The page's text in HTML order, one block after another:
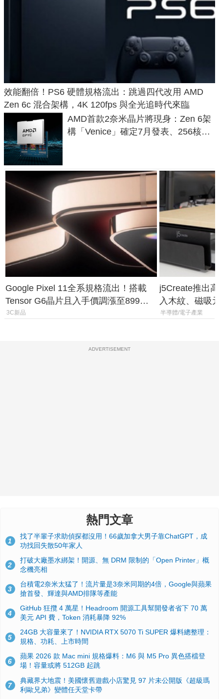
效能翻倍！PS6 硬體規格流出：跳過四代改用 AMD
Zen 6c 混合架構，4K 120fps 與全光追時代來臨
AMD首款2奈米晶片將現身：Zen 6架
構「Venice」確定7月發表、256核心
Google Pixel 11全系規格流出！搭載
Tensor G6晶片且入手價調漲至899美
元
3C新品
j5Create推出
入木紋、磁吸
半導體/電子產業
ADVERTISEMENT
熱門文章
1
找了半輩子求助偵探都沒用！66歲加拿大男子靠ChatGPT，成
功找回失散50年家人
2
打破大廠墨水綁架！開源、無 DRM 限制的「Open Printer」概
念機亮相
3
台積電2奈米太猛了！流片量是3奈米同期的4倍，Google與蘋果
搶首發、輝達與AMD排隊等產能
4
GitHub 狂攬 4 萬星！Headroom 開源工具幫開發者省下 70 萬
美元 API 費，Token 消耗暴降 92%
5
24GB 大容量來了！NVIDIA RTX 5070 Ti SUPER 爆料總整理：
規格、功耗、上市時間
6
蘋果 2026 款 Mac mini 規格爆料：M6 與 M5 Pro 異色搭檔登
場！容量或將 512GB 起跳
7
典藏界大地震！美國懷舊遊戲小店驚見 97 片未公開版《超級瑪
利歐兄弟》變體任天堂卡帶